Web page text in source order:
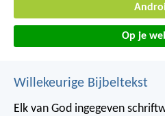
Op je
Willekeurige Bijbeltekst
Elk van God ingegeven